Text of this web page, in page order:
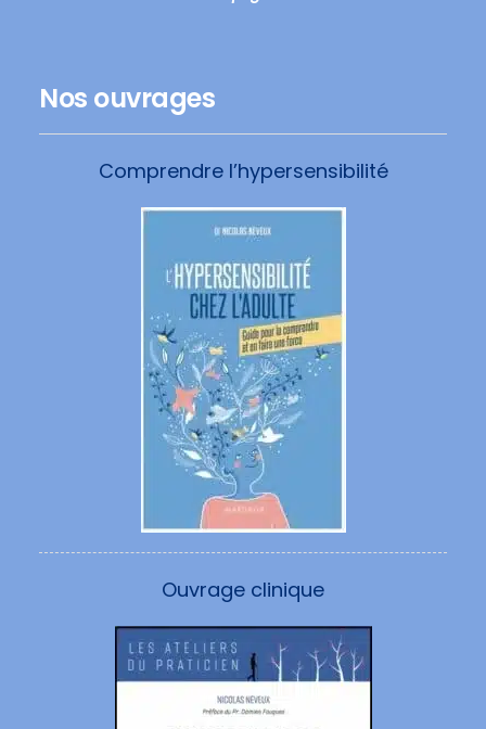
Nos ouvrages
Comprendre l’hypersensibilité
Ouvrage clinique